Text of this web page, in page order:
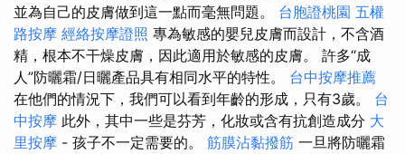
並為自己的皮膚做到這一點而毫無問題。 台胞證桃園 五權
路按摩 經絡按摩證照 專為敏感的嬰兒皮膚而設計，不含酒
精，根本不干燥皮膚，因此適用於敏感的皮膚。 許多“成
人”防曬霜/日曬產品具有相同水平的特性。 台中按摩推薦
在他們的情況下，我們可以看到年齡的形成，只有3歲。 台
中按摩 此外，其中一些是芬芳，化妝或含有抗創造成分 大
里按摩 - 孩子不一定需要的。 筋膜沾黏撥筋 一旦將防曬霜